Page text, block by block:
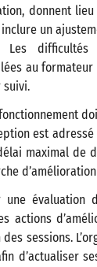
donnent lieu
un
difficultés
au formateur
suivi.
est
maximal de
évaluation
actions
sessions.
d’actualiser